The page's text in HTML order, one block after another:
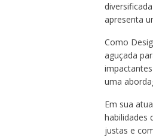
apresenta
Como
aguçada
uma
Em sua
habilidades
justas e